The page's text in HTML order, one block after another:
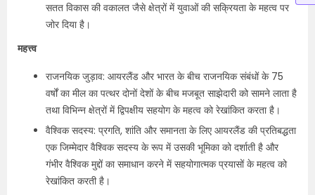
सतत विकास की वकालत जैसे क्षेत्रों में युवाओं की सक्रियता के महत्व पर
जोर दिया है।
महत्त्व
राजनयिक जुड़ाव: आयरलैंड और भारत के बीच राजनयिक संबंधों के 75
वर्षों का मील का पत्थर दोनों देशों के बीच मजबूत साझेदारी को सामने लाता है
तथा विभिन्न क्षेत्रों में द्विपक्षीय सहयोग के महत्व को रेखांकित करता है।
वैश्विक सदस्य: प्रगति, शांति और समानता के लिए आयरलैंड की प्रतिबद्धता
एक जिम्मेदार वैश्विक सदस्य के रूप में उसकी भूमिका को दर्शाती है और
गंभीर वैश्विक मुद्दों का समाधान करने में सहयोगात्मक प्रयासों के महत्व को
रेखांकित करती है।